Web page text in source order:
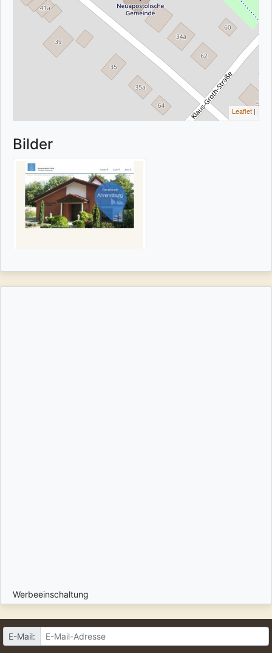
Leaflet |
Bilder
Werbeeinschaltung
E-Mail: